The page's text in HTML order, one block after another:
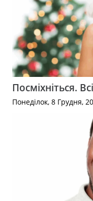
Посміхніться.
Понеділок, 8 Грудня,